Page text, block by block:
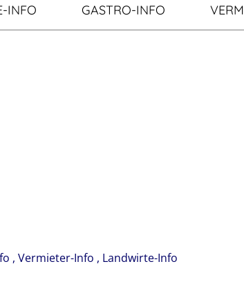
INFO GASTRO-INFO
, Vermieter-Info , Landwirte-Info